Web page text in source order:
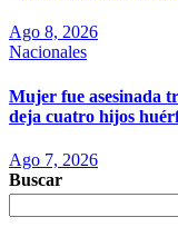
Ago 8, 2026
Nacionales
Mujer fue asesinada
deja cuatro hijos
Ago 7, 2026
Buscar